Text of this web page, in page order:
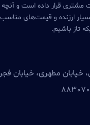
مشتری قرار داده است و
ارزنده و قیمت‌های
تاز باشیم.
خیابان مطهری، خیابان فجر،